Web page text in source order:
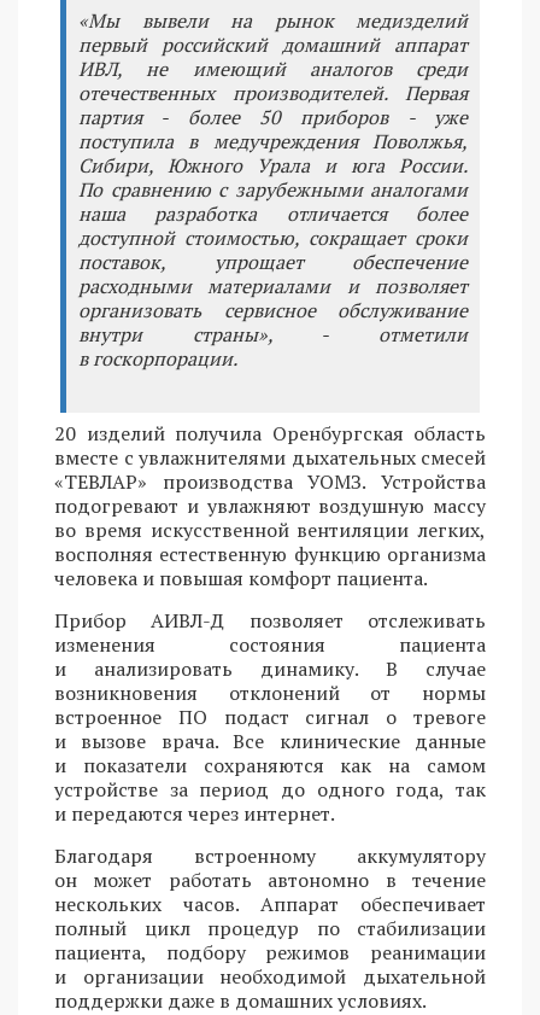
«Мы вывели на рынок медизделий
первый российский домашний аппарат
ИВЛ, не имеющий аналогов среди
отечественных производителей. Первая
партия - более 50 приборов - уже
поступила в медучреждения Поволжья,
Сибири, Южного Урала и юга России.
По сравнению с зарубежными аналогами
наша разработка отличается более
доступной стоимостью, сокращает сроки
поставок, упрощает обеспечение
расходными материалами и позволяет
организовать сервисное обслуживание
внутри страны», - отметили
в госкорпорации.
20 изделий получила Оренбургская область
вместе с увлажнителями дыхательных смесей
«ТЕВЛАР» производства УОМЗ. Устройства
подогревают и увлажняют воздушную массу
во время искусственной вентиляции легких,
восполняя естественную функцию организма
человека и повышая комфорт пациента.
Прибор АИВЛ-Д позволяет отслеживать
изменения состояния пациента
и анализировать динамику. В случае
возникновения отклонений от нормы
встроенное ПО подаст сигнал о тревоге
и вызове врача. Все клинические данные
и показатели сохраняются как на самом
устройстве за период до одного года, так
и передаются через интернет.
Благодаря встроенному аккумулятору
он может работать автономно в течение
нескольких часов. Аппарат обеспечивает
полный цикл процедур по стабилизации
пациента, подбору режимов реанимации
и организации необходимой дыхательной
поддержки даже в домашних условиях.